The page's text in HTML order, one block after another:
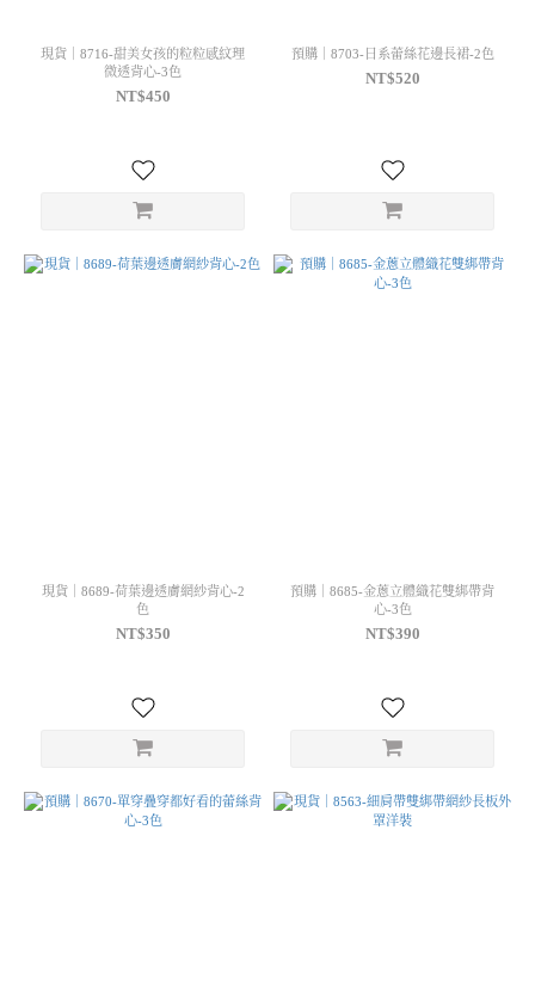
現貨｜8716-甜美女孩的粒粒感紋理
微透背心-3色
NT$450
預購｜8703-日系蕾絲花邊長裙-2色
NT$520
現貨｜8689-荷葉邊透膚網紗背心-2
色
NT$350
預購｜8685-金蔥立體織花雙綁帶背
心-3色
NT$390